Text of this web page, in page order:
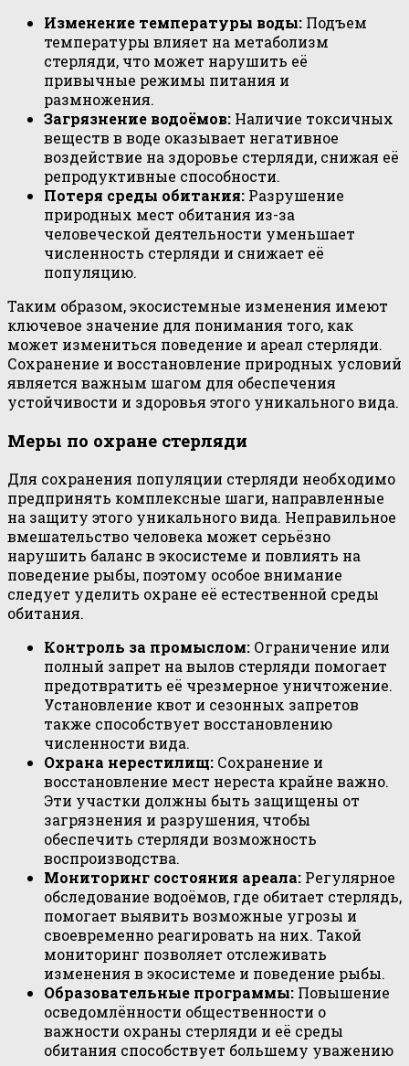
Изменение температуры воды: Подъем
температуры влияет на метаболизм
стерляди, что может нарушить её
привычные режимы питания и
размножения.
Загрязнение водоёмов: Наличие токсичных
веществ в воде оказывает негативное
воздействие на здоровье стерляди, снижая её
репродуктивные способности.
Потеря среды обитания: Разрушение
природных мест обитания из-за
человеческой деятельности уменьшает
численность стерляди и снижает её
популяцию.
Таким образом, экосистемные изменения имеют
ключевое значение для понимания того, как
может измениться поведение и ареал стерляди.
Сохранение и восстановление природных условий
является важным шагом для обеспечения
устойчивости и здоровья этого уникального вида.
Меры по охране стерляди
Для сохранения популяции стерляди необходимо
предпринять комплексные шаги, направленные
на защиту этого уникального вида. Неправильное
вмешательство человека может серьёзно
нарушить баланс в экосистеме и повлиять на
поведение рыбы, поэтому особое внимание
следует уделить охране её естественной среды
обитания.
Контроль за промыслом: Ограничение или
полный запрет на вылов стерляди помогает
предотвратить её чрезмерное уничтожение.
Установление квот и сезонных запретов
также способствует восстановлению
численности вида.
Охрана нерестилищ: Сохранение и
восстановление мест нереста крайне важно.
Эти участки должны быть защищены от
загрязнения и разрушения, чтобы
обеспечить стерляди возможность
воспроизводства.
Мониторинг состояния ареала: Регулярное
обследование водоёмов, где обитает стерлядь,
помогает выявить возможные угрозы и
своевременно реагировать на них. Такой
мониторинг позволяет отслеживать
изменения в экосистеме и поведение рыбы.
Образовательные программы: Повышение
осведомлённости общественности о
важности охраны стерляди и её среды
обитания способствует большему уважению